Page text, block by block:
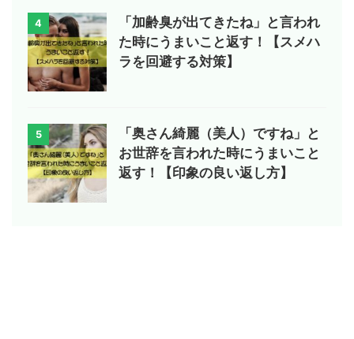
4
「加齢臭が出てきたね」と言われ
た時にうまいこと返す！【スメハ
ラを回避する対策】
5
「奥さん綺麗（美人）ですね」と
お世辞を言われた時にうまいこと
返す！【印象の良い返し方】